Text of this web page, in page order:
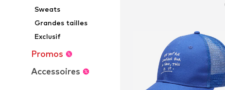
Sweats
Grandes tailles
Exclusif
Promos
Accessoires